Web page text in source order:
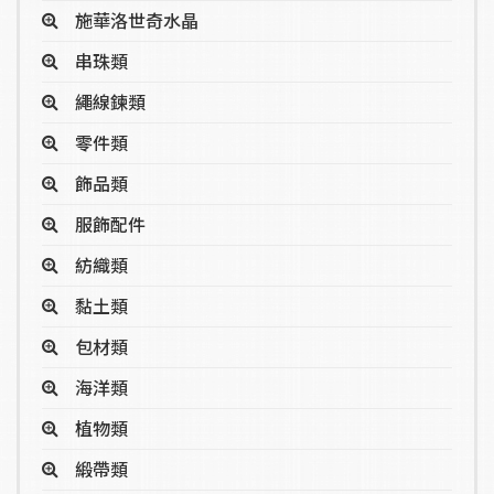
施華洛世奇水晶
串珠類
繩線鍊類
零件類
飾品類
服飾配件
紡織類
黏土類
包材類
海洋類
植物類
緞帶類